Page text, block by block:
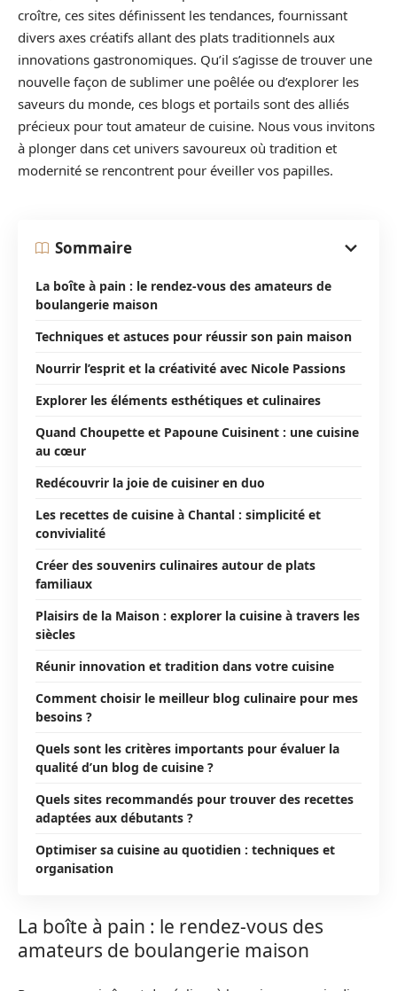
croître, ces sites définissent les tendances, fournissant
divers axes créatifs allant des plats traditionnels aux
innovations gastronomiques. Qu’il s’agisse de trouver une
nouvelle façon de sublimer une poêlée ou d’explorer les
saveurs du monde, ces blogs et portails sont des alliés
précieux pour tout amateur de cuisine. Nous vous invitons
à plonger dans cet univers savoureux où tradition et
modernité se rencontrent pour éveiller vos papilles.
Sommaire
La boîte à pain : le rendez-vous des amateurs de
boulangerie maison
Techniques et astuces pour réussir son pain maison
Nourrir l’esprit et la créativité avec Nicole Passions
Explorer les éléments esthétiques et culinaires
Quand Choupette et Papoune Cuisinent : une cuisine
au cœur
Redécouvrir la joie de cuisiner en duo
Les recettes de cuisine à Chantal : simplicité et
convivialité
Créer des souvenirs culinaires autour de plats
familiaux
Plaisirs de la Maison : explorer la cuisine à travers les
siècles
Réunir innovation et tradition dans votre cuisine
Comment choisir le meilleur blog culinaire pour mes
besoins ?
Quels sont les critères importants pour évaluer la
qualité d’un blog de cuisine ?
Quels sites recommandés pour trouver des recettes
adaptées aux débutants ?
Optimiser sa cuisine au quotidien : techniques et
organisation
La boîte à pain : le rendez-vous des
amateurs de boulangerie maison